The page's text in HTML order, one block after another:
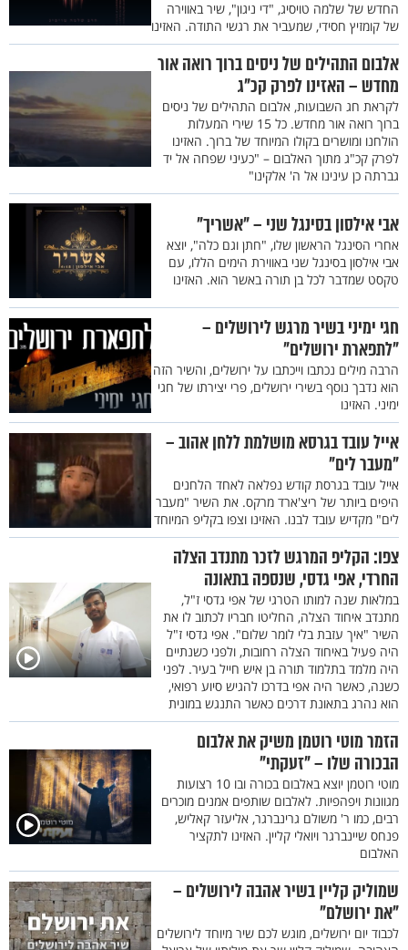
החדש של שלמה טויסיג, "די ניגון", שיר באווירה
של קומזיץ חסידי, שמעביר את רגשי התודה. האזינו
אלבום התהילים של ניסים ברוך רואה אור
מחדש – האזינו לפרק קכ"ג
לקראת חג השבועות, אלבום התהילים של ניסים
ברוך רואה אור מחדש. כל 15 שירי המעלות
הולחנו ומושרים בקולו המיוחד של ברוך. האזינו
לפרק קכ"ג מתוך האלבום – "כעיני שפחה אל יד
גברתה כן עינינו אל ה' אלקינו"
אבי אילסון בסינגל שני – "אשריך"
אחרי הסינגל הראשון שלו, "חתן וגם כלה", יוצא
אבי אילסון בסינגל שני באווירת הימים הללו, עם
טקסט שמדבר לכל בן תורה באשר הוא. האזינו
חגי ימיני בשיר מרגש לירושלים –
"לתפארת ירושלים"
הרבה מילים נכתבו וייכתבו על ירושלים, והשיר הזה
הוא נדבך נוסף בשירי ירושלים, פרי יצירתו של חגי
ימיני. האזינו
אייל עובד בגרסא מושלמת ללחן אהוב –
"מעבר לים"
אייל עובד בגרסת קודש נפלאה לאחד הלחנים
היפים ביותר של ריצ'ארד מרקס. את השיר "מעבר
לים" מקדיש עובד לבנו. האזינו וצפו בקליפ המיוחד
‌צפו: הקליפ המרגש לזכר מתנדב הצלה
החרדי, אפי גדסי, שנספה בתאונה
במלאות שנה למותו הטרגי של אפי גדסי ז"ל,
מתנדב איחוד הצלה, החליטו חבריו לכתוב לו את
השיר "איך עזבת בלי לומר שלום". אפי גדסי ז"ל
היה פעיל באיחוד הצלה רחובות, ולפני כשנתיים
היה מלמד בתלמוד תורה בן איש חייל בעיר. לפני
כשנה, כאשר היה אפי בדרכו להגיש סיוע רפואי,
הוא נהרג בתאונת דרכים כאשר התנגש במונית
הזמר מוטי רוטמן משיק את אלבום
הבכורה שלו – "זעקתי"
מוטי רוטמן יוצא באלבום בכורה ובו 10 רצועות
מגוונות ויפהפיות. לאלבום שותפים אמנים מוכרים
רבים, כמו ר' משולם גרינברגר, אליעזר קאליש,
פנחס שיינברגר ויואלי קליין. האזינו לתקציר
האלבום
שמוליק קליין בשיר אהבה לירושלים –
"את ירושלם"
לכבוד יום ירושלים, מוגש לכם שיר מיוחד לירושלים